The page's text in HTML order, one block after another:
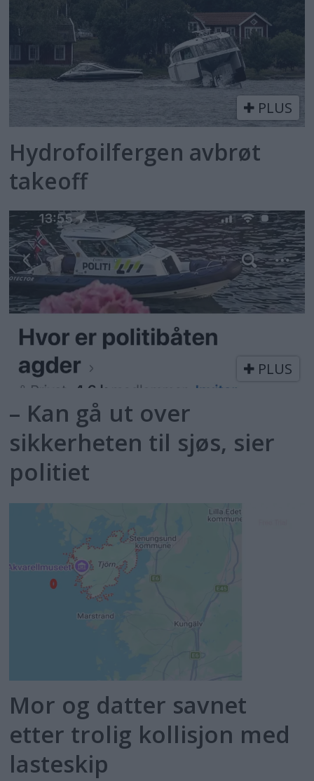
PLUS
Hydrofoilfergen avbrøt
takeoff
PLUS
– Kan gå ut over
sikkerheten til sjøs, sier
politiet
Mor og datter savnet
etter trolig kollisjon med
lasteskip